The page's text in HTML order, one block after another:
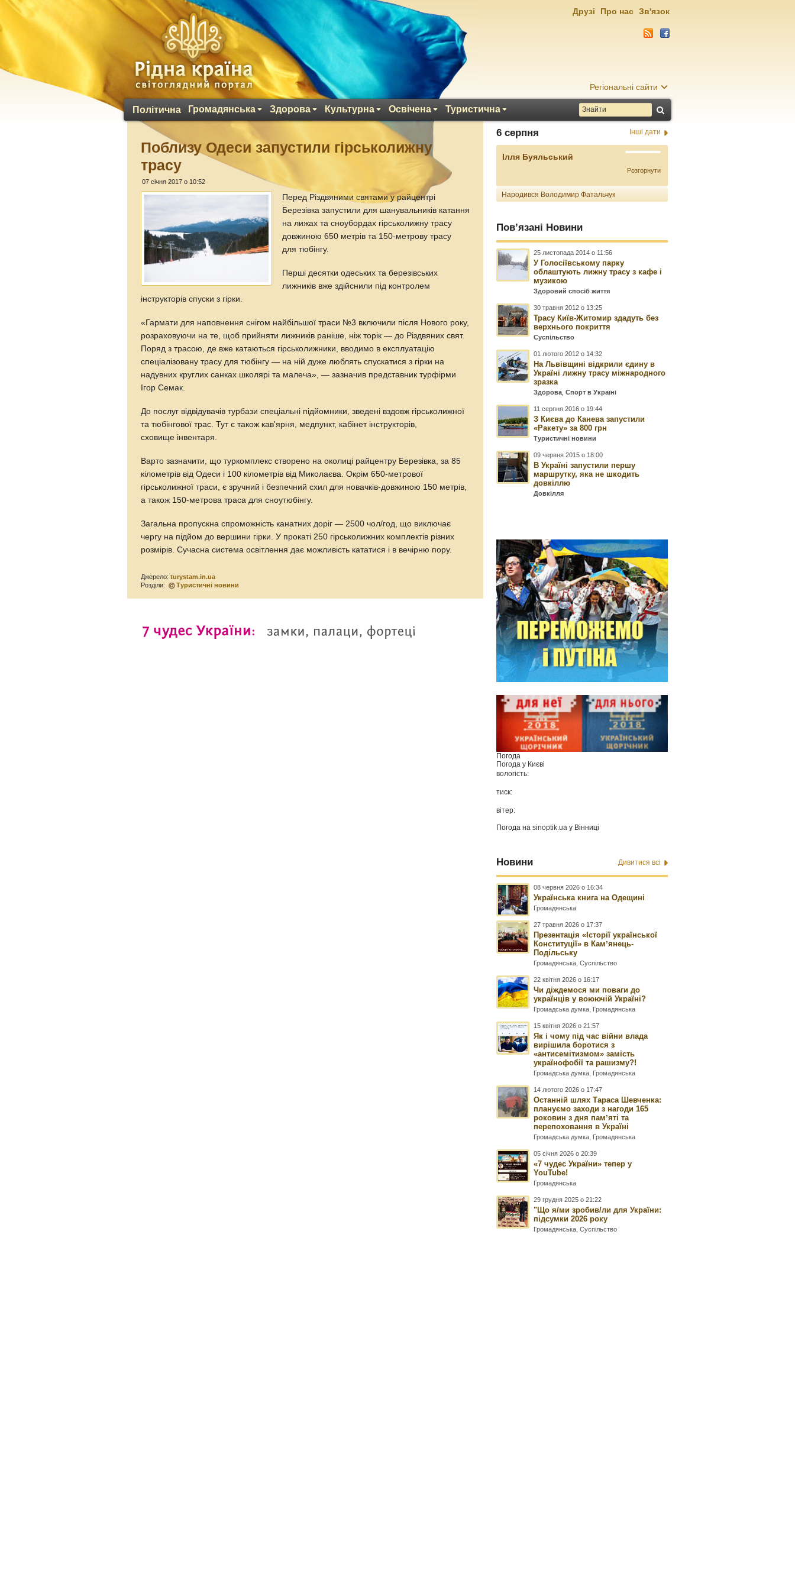
Регіональні сайти
Політична Громадянська Здорова Культурна Освічена Туристична
Друзі Про нас Зв'язок
Поблизу Одеси запустили гірськолижну
трасу
07 січня 2017 о 10:52
Перед Різдвяними святами у райцентрі
Березівка запустили для шанувальників катання
на лижах та сноубордах гірськолижну трасу
довжиною 650 метрів та 150-метрову трасу
для тюбінгу.
Перші десятки одеських та березівських
лижників вже здійснили під контролем
інструкторів спуски з гірки.
«Гармати для наповнення снігом найбільшої траси №3 включили після Нового року,
розраховуючи на те, щоб прийняти лижників раніше, ніж торік — до Різдвяних свят.
Поряд з трасою, де вже катаються гірськолижники, вводимо в експлуатацію
спеціалізовану трасу для тюбінгу — на ній дуже люблять спускатися з гірки на
надувних круглих санках школярі та малеча», — зазначив представник турфірми
Ігор Семак.
До послуг відвідувачів турбази спеціальні підйомники, зведені вздовж гірськолижної
та тюбінгової трас. Тут є також кав'ярня, медпункт, кабінет інструкторів,
сховище інвентаря.
Варто зазначити, що туркомплекс створено на околиці райцентру Березівка, за 85
кілометрів від Одеси і 100 кілометрів від Миколаєва. Окрім 650-метрової
гірськолижної траси, є зручний і безпечний схил для новачків-довжиною 150 метрів,
а також 150-метрова траса для сноутюбінгу.
Загальна пропускна спроможність канатних доріг — 2500 чол/год, що виключає
чергу на підйом до вершини гірки. У прокаті 250 гірськолижних комплектів різних
розмірів. Сучасна система освітлення дає можливість кататися і в вечірню пору.
Джерело:turystam.in.ua
Розділи:
Туристичні новини
6 серпня Інші дати
Ілля Буяльський
Розгорнути
Народився Володимир Фатальчук
Пов’язані Новини
25 листопада 2014 о 11:56
У Голосіївському парку
облаштують лижну трасу з кафе і
музикою
Здоровий спосіб життя
30 травня 2012 о 13:25
Трасу Київ-Житомир здадуть без
верхнього покриття
Суспільство
01 лютого 2012 о 14:32
На Львівщині відкрили єдину в
Україні лижну трасу міжнародного
зразка
Здорова ,Спорт в Україні
11 серпня 2016 о 19:44
З Києва до Канева запустили
«Ракету» за 800 грн
Туристичні новини
09 червня 2015 о 18:00
В Україні запустили першу
маршрутку, яка не шкодить
довкіллю
Довкілля
Погода
Погода у Києві
вологість:
тиск:
вітер:
Погода наsinoptik.ua у Вінниці
Новини Дивитися всі
08 червня 2026 о 16:34
Українська книга на Одещині
Громадянська
27 травня 2026 о 17:37
Презентація «Історії української
Конституції» в Камʼянець-
Подільську
Громадянська ,Суспільство
22 квітня 2026 о 16:17
Чи діждемося ми поваги до
українців у воюючій Україні?
Громадська думка Громадянська
15 квітня 2026 о 21:57
Як і чому під час війни влада
вирішила боротися з
«антисемітизмом» замість
українофобії та рашизму?!
Громадська думка Громадянська
14 лютого 2026 о 17:47
Останній шлях Тараса Шевченка:
плануємо заходи з нагоди 165
роковин з дня памʼяті та
перепоховання в Україні
Громадська думка Громадянська
05 січня 2026 о 20:39
«7 чудес України» тепер у
YouTube!
Громадянська
29 грудня 2025 о 21:22
"Що я/ми зробив/ли для України:
підсумки 2026 року
Громадянська ,Суспільство